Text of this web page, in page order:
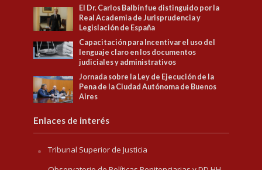
El Dr. Carlos Balbín fue distinguido por la
Real Academia de Jurisprudencia y
Legislación de España
Capacitación para Incentivar el uso del
lenguaje claro en los documentos
judiciales y administrativos
Jornada sobre la Ley de Ejecución de la
Pena de la Ciudad Autónoma de Buenos
Aires
Enlaces de interés
Tribunal Superior de Justicia